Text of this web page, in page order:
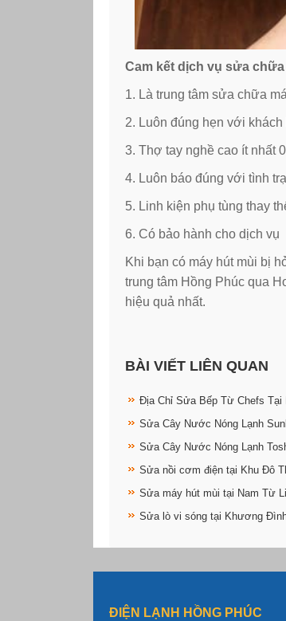
Cam kết dịch vụ sửa
1. Là trung tâm sửa chữa
2. Luôn đúng hẹn với
3. Thợ tay nghề cao ít nhất
4. Luôn báo đúng với tình
5. Linh kiện phụ tùng thay
6. Có bảo hành cho dịch vụ
Khi bạn có máy hút mùi bị
trung tâm Hồng Phúc qua
hiệu quả nhất.
BÀI VIẾT LIÊN QUAN
Địa Chỉ Sửa Bếp Từ Chefs Tại
Sửa Cây Nước Nóng Lạnh
Sửa Cây Nước Nóng Lạnh
Sửa nồi cơm điện tại Khu Đô
Sửa máy hút mùi tại Nam Từ
Sửa lò vi sóng tại Khương
ĐIỆN LẠNH HỒNG PHÚC